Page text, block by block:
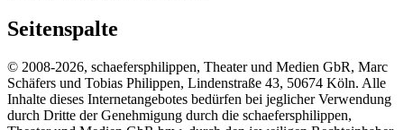
Seitenspalte
© 2008-2026, schaefersphilippen, Theater und Medien GbR, Marc
Schäfers und Tobias Philippen, Lindenstraße 43, 50674 Köln. Alle
Inhalte dieses Internetangebotes bedürfen bei jeglicher Verwendung
durch Dritte der Genehmigung durch die schaefersphilippen,